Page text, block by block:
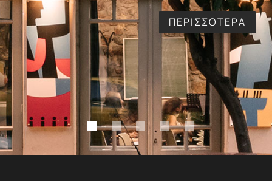
ΠΕΡΙΣΣΟΤΕΡΑ